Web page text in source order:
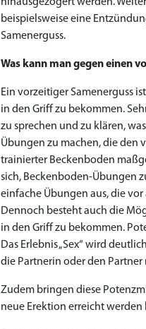
hinausgezögert werden.
beispielsweise eine
Samenerguss.
Was kann man gegen einen
Ein vorzeitiger Samenerguss
in den Griff zu bekommen.
zu sprechen und zu klären,
Übungen zu machen, die den
trainierter Beckenboden
sich, Beckenboden-Übungen
einfache Übungen aus, die
Dennoch besteht auch die
in den Griff zu bekommen.
Das Erlebnis „Sex“ wird
die Partnerin oder den
Zudem bringen diese
neue Erektion erreicht werden